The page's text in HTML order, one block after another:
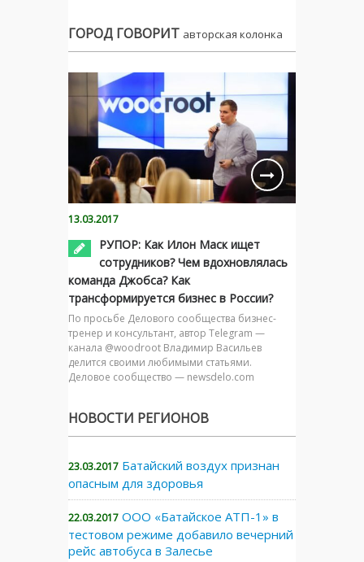
ГОРОД ГОВОРИТ авторская колонка
13.03.2017
РУПОР: Как Илон Маск ищет
сотрудников? Чем вдохновлялась
команда Джобса? Как
трансформируется бизнес в России?
По просьбе Делового сообщества бизнес-
тренер и консультант, автор Telegram —
канала @woodroot Владимир Васильев
делится своими любимыми статьями.
Деловое сообщество — newsdelo.com
НОВОСТИ РЕГИОНОВ
23.03.2017 Батайский воздух признан
опасным для здоровья
22.03.2017 ООО «Батайское АТП-1» в
тестовом режиме добавило вечерний
рейс автобуса в Залесье